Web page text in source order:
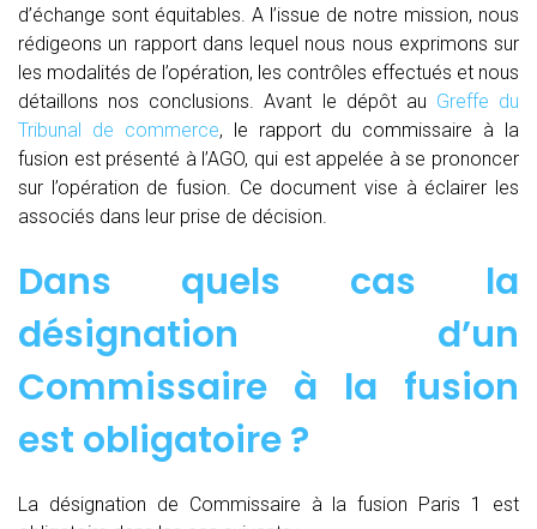
d’échange sont équitables. A l’issue de notre mission, nous
rédigeons un rapport dans lequel nous nous exprimons sur
les modalités de l’opération, les contrôles effectués et nous
détaillons nos conclusions. Avant le dépôt au Greffe du
Tribunal de commerce, le rapport du commissaire à la
fusion est présenté à l’AGO, qui est appelée à se prononcer
sur l’opération de fusion. Ce document vise à éclairer les
associés dans leur prise de décision.
Dans quels cas la
désignation d’un
Commissaire à la fusion
est obligatoire ?
La désignation de Commissaire à la fusion Paris 1 est